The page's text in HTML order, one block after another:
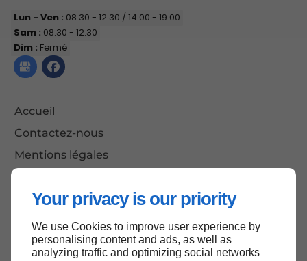
Your privacy is our priority
We use Cookies to improve user experience by
personalising content and ads, as well as
analyzing traffic and optimizing social networks
Lun - Ven : 08:30 - 12:30 / 14:00 - 19:00
Sam : 08:30 - 12:30
Dim : Fermé
Accueil
Contactez-nous
Mentions légales
Haut de page